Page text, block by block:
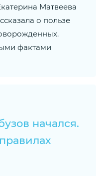
Матвеева
о пользе
фактами
начался.